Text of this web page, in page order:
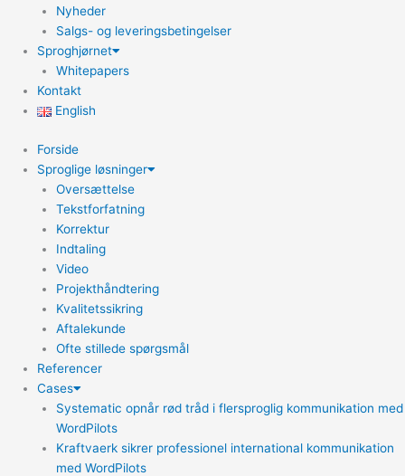
Nyheder
Salgs- og leveringsbetingelser
Sproghjørnet
Whitepapers
Kontakt
English
Forside
Sproglige løsninger
Oversættelse
Tekstforfatning
Korrektur
Indtaling
Video
Projekthåndtering
Kvalitetssikring
Aftalekunde
Ofte stillede spørgsmål
Referencer
Cases
Systematic opnår rød tråd i flersproglig kommunikation med
WordPilots
Kraftvaerk sikrer professionel international kommunikation
med WordPilots